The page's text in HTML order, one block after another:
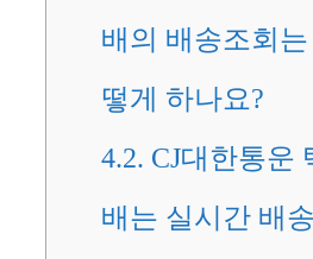
배의 배송조회는
떻게 하나요?
4.2. CJ대한통운
배는 실시간 배송